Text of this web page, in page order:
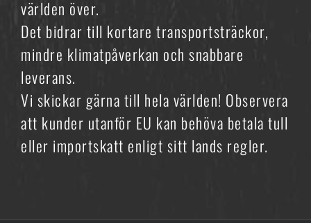
världen över.
Det bidrar till kortare transportsträckor,
mindre klimatpåverkan och snabbare
leverans.
Vi skickar gärna till hela världen! Observera
att kunder utanför EU kan behöva betala tull
eller importskatt enligt sitt lands regler.